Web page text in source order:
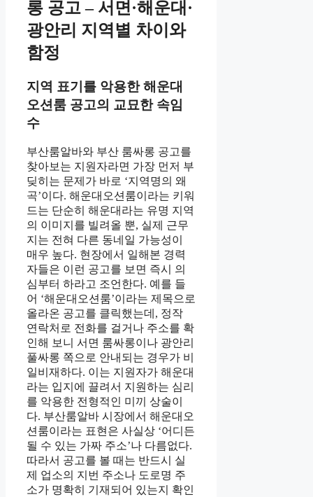
롱 공고 – 서면·해운대·
광안리 지역별 차이와
함정
지역 표기를 악용한 해운대
오션룸 공고의 교묘한 속임
수
부산룸알바와 부산 룸싸롱 공고를
찾아보는 지원자라면 가장 먼저 부
딪히는 문제가 바로 ‘지역명의 왜
곡’이다. 해운대오션룸이라는 키워
드는 단순히 해운대라는 유명 지역
의 이미지를 빌려올 뿐, 실제 근무
지는 전혀 다른 동네일 가능성이
매우 높다. 현장에서 일해본 경력
자들은 이런 공고를 보면 즉시 의
심부터 하라고 조언한다. 예를 들
어 ‘해운대오션룸’이라는 제목으로
올라온 공고를 클릭했는데, 정작
연락처로 전화를 걸거나 주소를 확
인해 보니 서면 룸싸롱이나 광안리
풀싸롱 쪽으로 안내되는 경우가 비
일비재하다. 이는 지원자가 해운대
라는 입지에 끌려서 지원하는 심리
를 악용한 전형적인 미끼 상술이
다. 부산룸알바 시장에서 해운대오
션룸이라는 표현은 사실상 ‘어디든
될 수 있는 가짜 주소’나 다름없다.
따라서 공고를 볼 때는 반드시 실
제 업소의 지번 주소나 도로명 주
소가 명확히 기재되어 있는지 확인